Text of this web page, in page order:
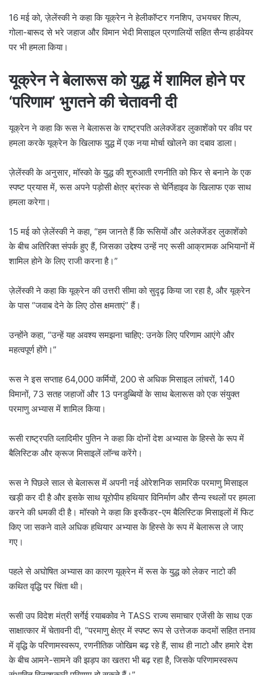
16 मई को, ज़ेलेंस्की ने कहा कि यूक्रेन ने हेलीकॉप्टर गनशिप, उभयचर शिल्प,
गोला-बारूद से भरे जहाज और विमान भेदी मिसाइल प्रणालियों सहित सैन्य हार्डवेयर
पर भी हमला किया।
यूक्रेन ने बेलारूस को युद्ध में शामिल होने पर
‘परिणाम’ भुगतने की चेतावनी दी
यूक्रेन ने कहा कि रूस ने बेलारूस के राष्ट्रपति अलेक्जेंडर लुकाशेंको पर कीव पर
हमला करके यूक्रेन के खिलाफ युद्ध में एक नया मोर्चा खोलने का दबाव डाला।
ज़ेलेंस्की के अनुसार, मॉस्को के युद्ध की शुरुआती रणनीति को फिर से बनाने के एक
स्पष्ट प्रयास में, रूस अपने पड़ोसी क्षेत्र ब्रांस्क से चेर्निहाइव के खिलाफ एक साथ
हमला करेगा।
15 मई को ज़ेलेंस्की ने कहा, “हम जानते हैं कि रूसियों और अलेक्जेंडर लुकाशेंको
के बीच अतिरिक्त संपर्क हुए हैं, जिसका उद्देश्य उन्हें नए रूसी आक्रामक अभियानों में
शामिल होने के लिए राजी करना है।”
ज़ेलेंस्की ने कहा कि यूक्रेन की उत्तरी सीमा को सुदृढ़ किया जा रहा है, और यूक्रेन
के पास “जवाब देने के लिए ठोस क्षमताएं” हैं।
उन्होंने कहा, “उन्हें यह अवश्य समझना चाहिए: उनके लिए परिणाम आएंगे और
महत्वपूर्ण होंगे।”
रूस ने इस सप्ताह 64,000 कर्मियों, 200 से अधिक मिसाइल लांचरों, 140
विमानों, 73 सतह जहाजों और 13 पनडुब्बियों के साथ बेलारूस को एक संयुक्त
परमाणु अभ्यास में शामिल किया।
रूसी राष्ट्रपति व्लादिमीर पुतिन ने कहा कि दोनों देश अभ्यास के हिस्से के रूप में
बैलिस्टिक और क्रूज मिसाइलें लॉन्च करेंगे।
रूस ने पिछले साल से बेलारूस में अपनी नई ओरेशनिक सामरिक परमाणु मिसाइल
खड़ी कर दी है और इसके साथ यूरोपीय हथियार विनिर्माण और सैन्य स्थलों पर हमला
करने की धमकी दी है। मॉस्को ने कहा कि इस्कैंडर-एम बैलिस्टिक मिसाइलों में फिट
किए जा सकने वाले अधिक हथियार अभ्यास के हिस्से के रूप में बेलारूस ले जाए
गए।
पहले से अघोषित अभ्यास का कारण यूक्रेन में रूस के युद्ध को लेकर नाटो की
कथित वृद्धि पर चिंता थी।
रूसी उप विदेश मंत्री सर्गेई रयाबकोव ने TASS राज्य समाचार एजेंसी के साथ एक
साक्षात्कार में चेतावनी दी, “परमाणु क्षेत्र में स्पष्ट रूप से उत्तेजक कदमों सहित तनाव
में वृद्धि के परिणामस्वरूप, रणनीतिक जोखिम बढ़ रहे हैं, साथ ही नाटो और हमारे देश
के बीच आमने-सामने की झड़प का खतरा भी बढ़ रहा है, जिसके परिणामस्वरूप